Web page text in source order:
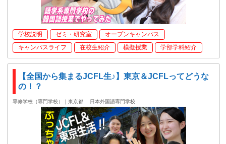
学校説明 ゼミ・研究室
オープンキャンパス
キャンパスライフ
在校生紹介 模擬授業 学部学科紹介
【全国から集まるJCFL生♪】東京＆JCFLってどうな
の！？
専修学校（専門学校）｜東京都 日本外国語専門学校